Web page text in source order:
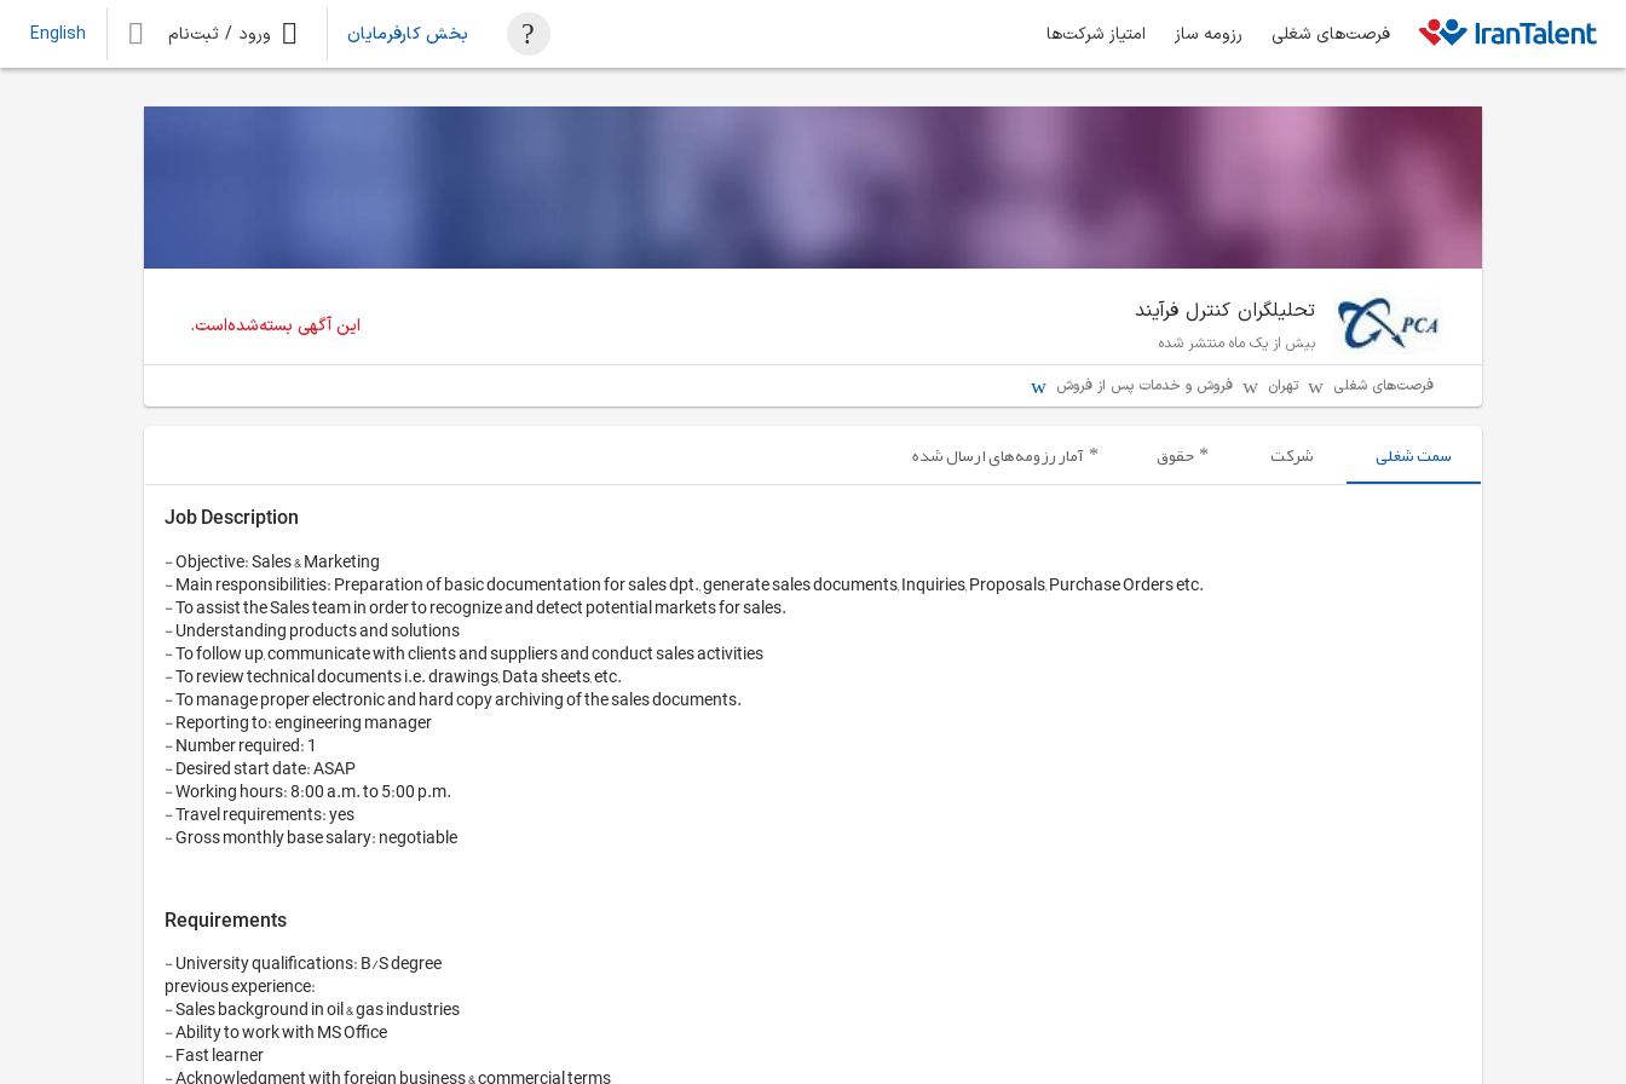
فرصت‌های شغلی رزومه ساز امتیاز شرکت‌ها بخش کارفرمایان ورود / ثبت‌نام English
تحلیلگران کنترل فرآیند
بیش از یک ماه منتشر شده
این آگهی بسته‌شده‌است.
فرصت‌های شغلی تهران فروش و خدمات پس از فروش
سمت شغلی شرکت حقوق آمار رزومه‌های ارسال شده
Job Description
- Objective: Sales & Marketing
- Main responsibilities: Preparation of basic documentation for sales dpt., generate sales documents, Inquiries, Proposals, Purchase Orders etc.
- To assist the Sales team in order to recognize and detect potential markets for sales.
- Understanding products and solutions
- To follow up, communicate with clients and suppliers and conduct sales activities
- To review technical documents i.e. drawings, Data sheets, etc.
- To manage proper electronic and hard copy archiving of the sales documents.
- Reporting to: engineering manager
- Number required: 1
- Desired start date: ASAP
- Working hours: 8:00 a.m. to 5:00 p.m.
- Travel requirements: yes
Requirements
- University qualifications: B/S degree
previous experience:
- Sales background in oil & gas industries
- Ability to work with MS Office
- Fast learner